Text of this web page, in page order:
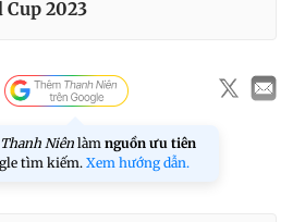
Cup 2023
Thanh Niên làm nguồn ưu tiên
tìm kiếm. Xem hướng dẫn.